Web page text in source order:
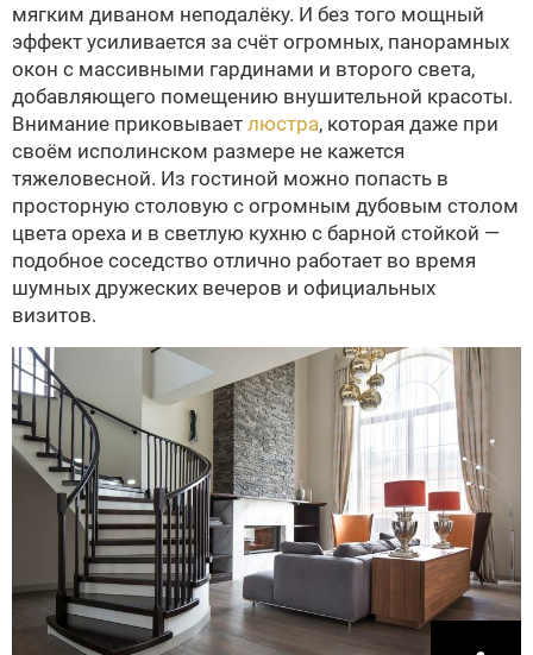
мягким диваном неподалёку. И без того мощный
эффект усиливается за счёт огромных, панорамных
окон с массивными гардинами и второго света,
добавляющего помещению внушительной красоты.
Внимание приковывает люстра, которая даже при
своём исполинском размере не кажется
тяжеловесной. Из гостиной можно попасть в
просторную столовую с огромным дубовым столом
цвета ореха и в светлую кухню с барной стойкой —
подобное соседство отлично работает во время
шумных дружеских вечеров и официальных
визитов.